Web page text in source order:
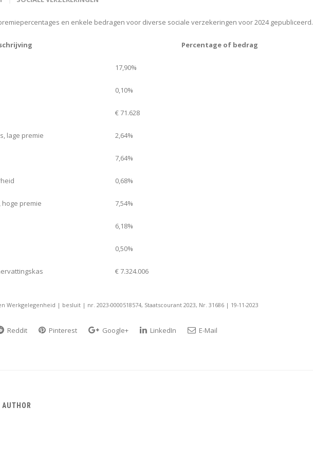
en enkele bedragen voor diverse sociale verzekeringen voor 2024 gepubliceerd.
Percentage of bedrag
17,90%
0,10%
€ 71.628
lage premie 2,64%
7,64%
0,68%
premie 7,54%
6,18%
0,50%
€ 7.324.006
Werkgelegenheid | besluit | nr. 2023-0000518574, Staatscourant 2023, Nr. 31686 | 19-11-2023
Reddit Pinterest Google+ LinkedIn E-Mail